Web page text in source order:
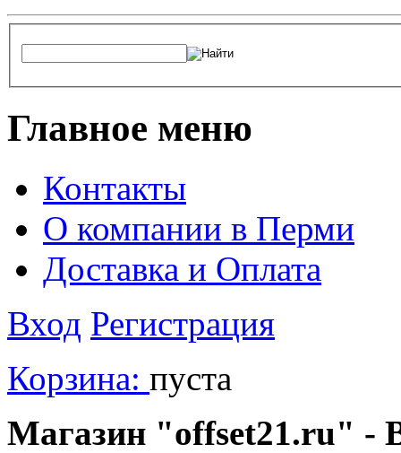
Главное меню
Контакты
О компании в Перми
Доставка и Оплата
Вход Регистрация
Корзина: пуста
Магазин "offset21.ru" -